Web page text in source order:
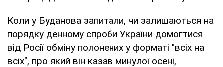
Коли у Буданова запитали, чи залишаються на
порядку денному спроби України домогтися
від Росії обміну полонених у форматі "всіх на
всіх", про який він казав минулої осені,